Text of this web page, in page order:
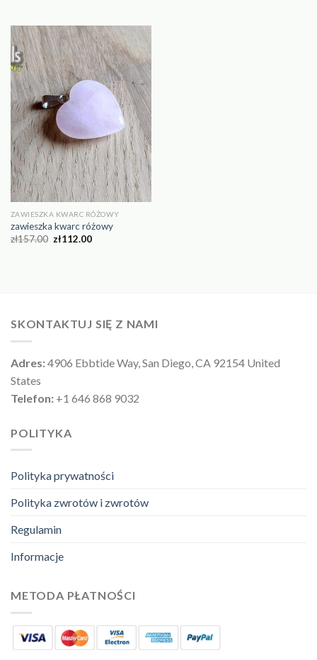
ZAWIESZKA KWARC RÓŻOWY
zawieszka kwarc różowy
zł157.00 zł112.00
SKONTAKTUJ SIĘ Z NAMI
Adres:4906 Ebbtide Way, San Diego, CA 92154 United
States
Telefon: +1 646 868 9032
POLITYKA
Polityka prywatności
Polityka zwrotów i zwrotów
Regulamin
Informacje
METODA PŁATNOŚCI